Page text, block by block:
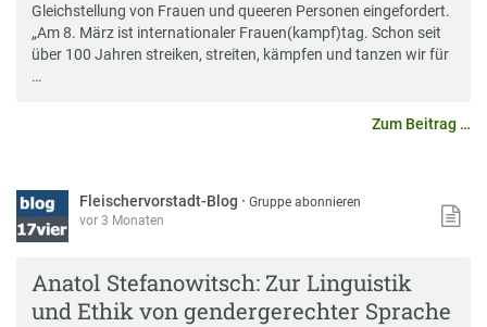
Gleichstellung von Frauen und queeren Personen eingefordert.
„Am 8. März ist internationaler Frauen(kampf)tag. Schon seit
über 100 Jahren streiken, streiten, kämpfen und tanzen wir für
…
Zum Beitrag …
Fleischervorstadt-Blog ·Gruppe abonnieren
vor 3 Monaten
Anatol Stefanowitsch: Zur Linguistik
und Ethik von gendergerechter Sprache